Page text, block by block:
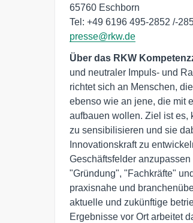
65760 Eschborn
presse@rkw.de
Über das RKW
und neutraler Impuls- und
richtet sich an Menschen,
ebenso wie an jene, die mit
aufbauen wollen. Ziel ist es,
zu sensibilisieren und sie
Innovationskraft zu
Geschäftsfelder
"Gründung", "Fachkräfte"
praxisnahe und
aktuelle und zukünftige
Ergebnisse vor Ort arbeitet